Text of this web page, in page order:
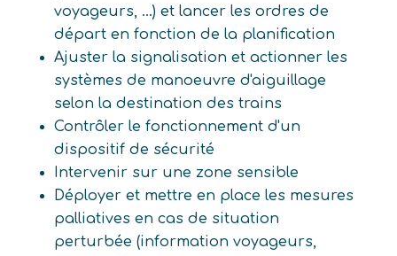
voyageurs, ...) et lancer les ordres de
départ en fonction de la planification
Ajuster la signalisation et actionner les
systèmes de manoeuvre d'aiguillage
selon la destination des trains
Contrôler le fonctionnement d'un
dispositif de sécurité
Intervenir sur une zone sensible
Déployer et mettre en place les mesures
palliatives en cas de situation
perturbée (information voyageurs,